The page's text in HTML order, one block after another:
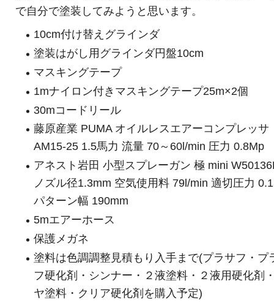
で自分で塗装してみようと思います。
10cm付け替えグラインダ
塗装はがし用グラインダ円盤10cm
マスキングテープ
1mナイロン付きマスキングテープ25m×2個
30mコードリール
藤原産業 PUMA オイルレスエアーコンプレッサ
AM15-25 1.5馬力 流量 70～60l/min 圧力 0.8Mp
アネスト岩田 小型スプレーガン 極 mini
ノズル径1.3mm 空気使用料 79l/min 適切圧力
パターン幅 190mm
5mエアーホース
保護メガネ
塗料は色調調整見積もり入手まで(プラサフ・プ
フ硬化剤・シンナー・２液塗料・２液用硬化剤
ヤ塗料・クリア硬化剤を購入予定)